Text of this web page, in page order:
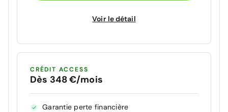
Voir le détail
CRÉDIT ACCESS
Dès 348 €/mois
Garantie perte financière